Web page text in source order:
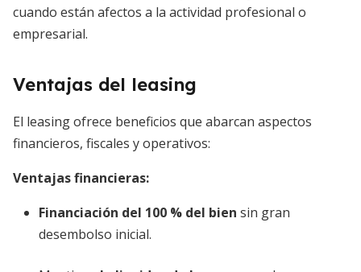
cuando están afectos a la actividad profesional o
empresarial.
Ventajas del leasing
El leasing ofrece beneficios que abarcan aspectos
financieros, fiscales y operativos:
Ventajas financieras:
Financiación del 100 % del bien sin gran
desembolso inicial.